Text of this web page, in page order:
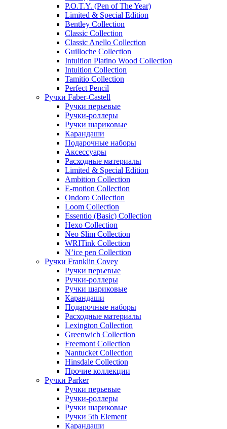
P.O.T.Y. (Pen of The Year)
Limited & Special Edition
Bentley Collection
Classic Collection
Classic Anello Collection
Guilloche Collection
Intuition Platino Wood Collection
Intuition Collection
Tamitio Collection
Perfect Pencil
Ручки Faber-Castell
Ручки перьевые
Ручки-роллеры
Ручки шариковые
Карандаши
Подарочные наборы
Аксессуары
Расходные материалы
Limited & Special Edition
Ambition Collection
E-motion Collection
Ondoro Collection
Loom Collection
Essentio (Basic) Collection
Hexo Collection
Neo Slim Collection
WRITink Collection
N’ice pen Collection
Ручки Franklin Covey
Ручки перьевые
Ручки-роллеры
Ручки шариковые
Карандаши
Подарочные наборы
Расходные материалы
Lexington Collection
Greenwich Collection
Freemont Collection
Nantucket Collection
Hinsdale Collection
Прочие коллекции
Ручки Parker
Ручки перьевые
Ручки-роллеры
Ручки шариковые
Ручки 5th Element
Карандаши